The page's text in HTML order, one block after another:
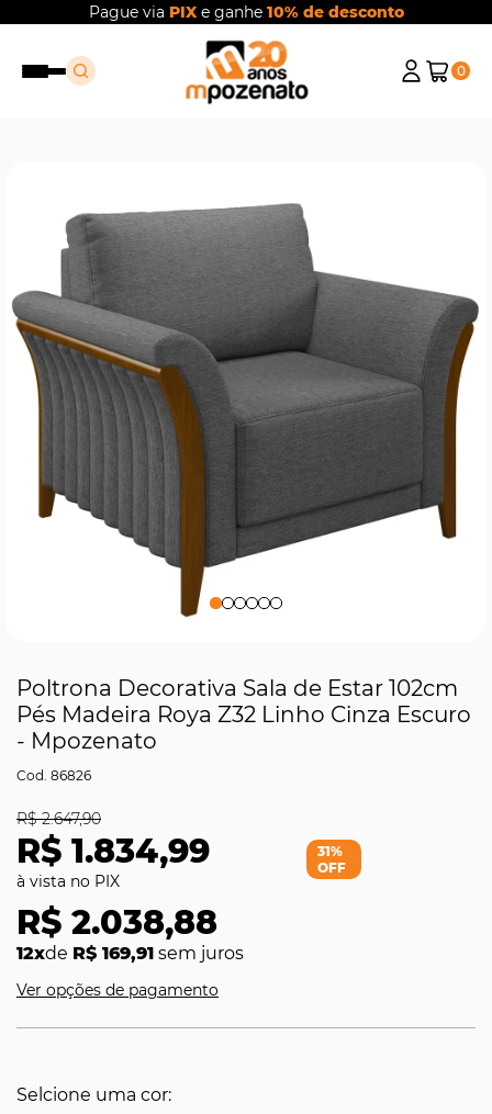
Pague via PIXe ganhe 10% de desconto
0
Poltrona Decorativa Sala de Estar 102cm
Pés Madeira Roya Z32 Linho Cinza Escuro
- Mpozenato
86826
R$ 1.834,99
R$ 2.647,90
R$ 2.038,88
12xde R$ 169,91 sem juros
31%
OFF
Ver opções de pagamento
Selcione uma cor